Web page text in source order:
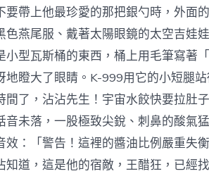
帶上他最珍愛的那把銀勺時，外面
色燕尾服、戴著太陽眼鏡的太空吉娃
型瓦斯桶的東西，桶上用毛筆寫著
瞪大了眼睛。K-999用它的小短腿站
了，沾沾先生！宇宙水餃快要拉肚
未落，一股極致尖銳、刺鼻的酸氣
：「警告！這裡的醬油比例嚴重失
道，這是他的宿敵，王醋狂，已經